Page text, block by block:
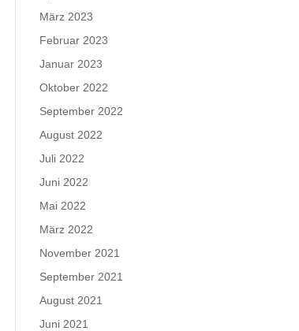
März 2023
Februar 2023
Januar 2023
Oktober 2022
September 2022
August 2022
Juli 2022
Juni 2022
Mai 2022
März 2022
November 2021
September 2021
August 2021
Juni 2021